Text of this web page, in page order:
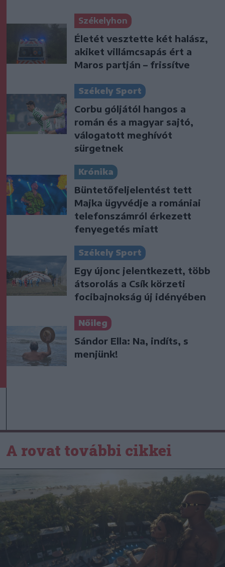
Székelyhon
Életét vesztette két halász,
akiket villámcsapás ért a
Maros partján – frissítve
Székely Sport
Corbu góljától hangos a
román és a magyar sajtó,
válogatott meghívót
sürgetnek
Krónika
Büntetőfeljelentést tett
Majka ügyvédje a romániai
telefonszámról érkezett
fenyegetés miatt
Székely Sport
Egy újonc jelentkezett, több
átsorolás a Csík körzeti
focibajnokság új idényében
Nőileg
Sándor Ella: Na, indíts, s
menjünk!
A rovat további cikkei